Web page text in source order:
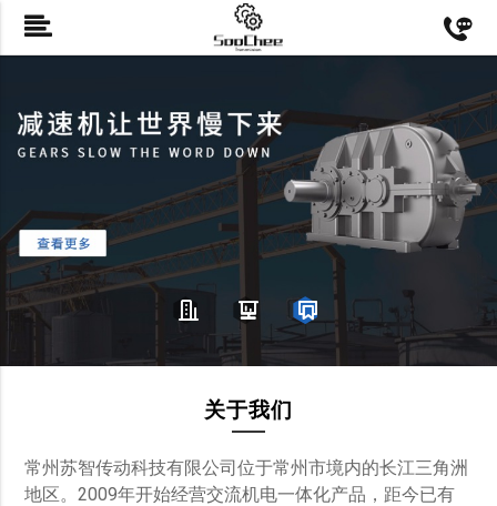
关于我们
常州苏智传动科技有限公司位于常州市境内的长江三角洲
地区。2009年开始经营交流机电一体化产品，距今已有